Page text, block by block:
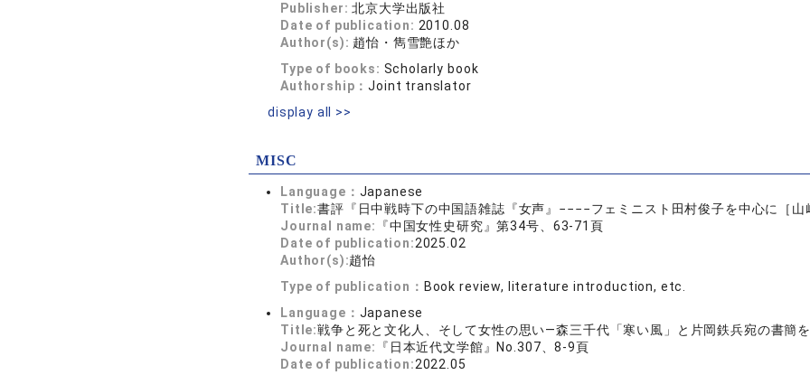
Publisher:北京大学出版社
Date of publication: 2010.08
Author(s): 趙怡・雋雪艶ほか
Type of books: Scholarly book
Authorship：Joint translator
display all >>
MISC
Language： Japanese
Title:書評『日中戦時下の中国語雑誌『女声』−−−−フェミニスト田村俊子を中心に［
Journal name:
『中国女性史研究』第34号、63-71頁
Date of publication:2025.02
Author(s):趙怡
Type of publication： Book review, literature introduction, etc.
Language： Japanese
Title:戦争と死と文化人、そして女性の思い―森三千代「寒い風」と片岡鉄兵宛の書簡
Journal name:
『日本近代文学館』No.307、8-9頁
Date of publication:2022.05